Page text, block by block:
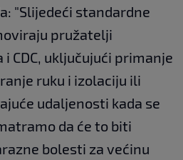
"Slijedeći standardne
pružatelji
CDC, uključujući primanje
ruku i izolaciju ili
udaljenosti kada se
da će to biti
bolesti za većinu